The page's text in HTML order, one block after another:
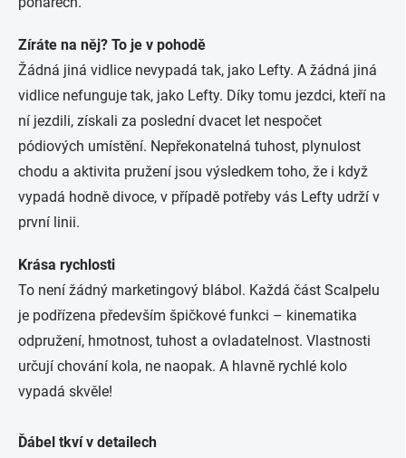
Zíráte na něj? To je v pohodě
Žádná jiná vidlice nevypadá tak, jako Lefty. A žádná jiná
vidlice nefunguje tak, jako Lefty. Díky tomu jezdci, kteří na
ní jezdili, získali za poslední dvacet let nespočet
pódiových umístění. Nepřekonatelná tuhost, plynulost
chodu a aktivita pružení jsou výsledkem toho, že i když
vypadá hodně divoce, v případě potřeby vás Lefty udrží v
první linii.
Krása rychlosti
To není žádný marketingový blábol. Každá část Scalpelu
je podřízena především špičkové funkci – kinematika
odpružení, hmotnost, tuhost a ovladatelnost. Vlastnosti
určují chování kola, ne naopak. A hlavně rychlé kolo
vypadá skvěle!
Ďábel tkví v detailech